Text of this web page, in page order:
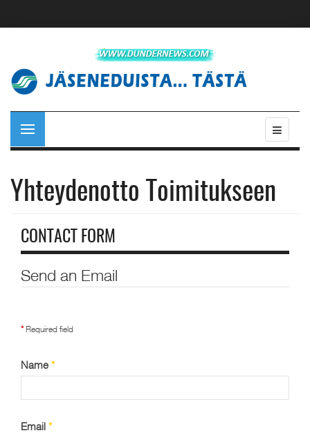
Yhteydenotto Toimitukseen
CONTACT FORM
Send an Email
*Required field
Name *
Email *